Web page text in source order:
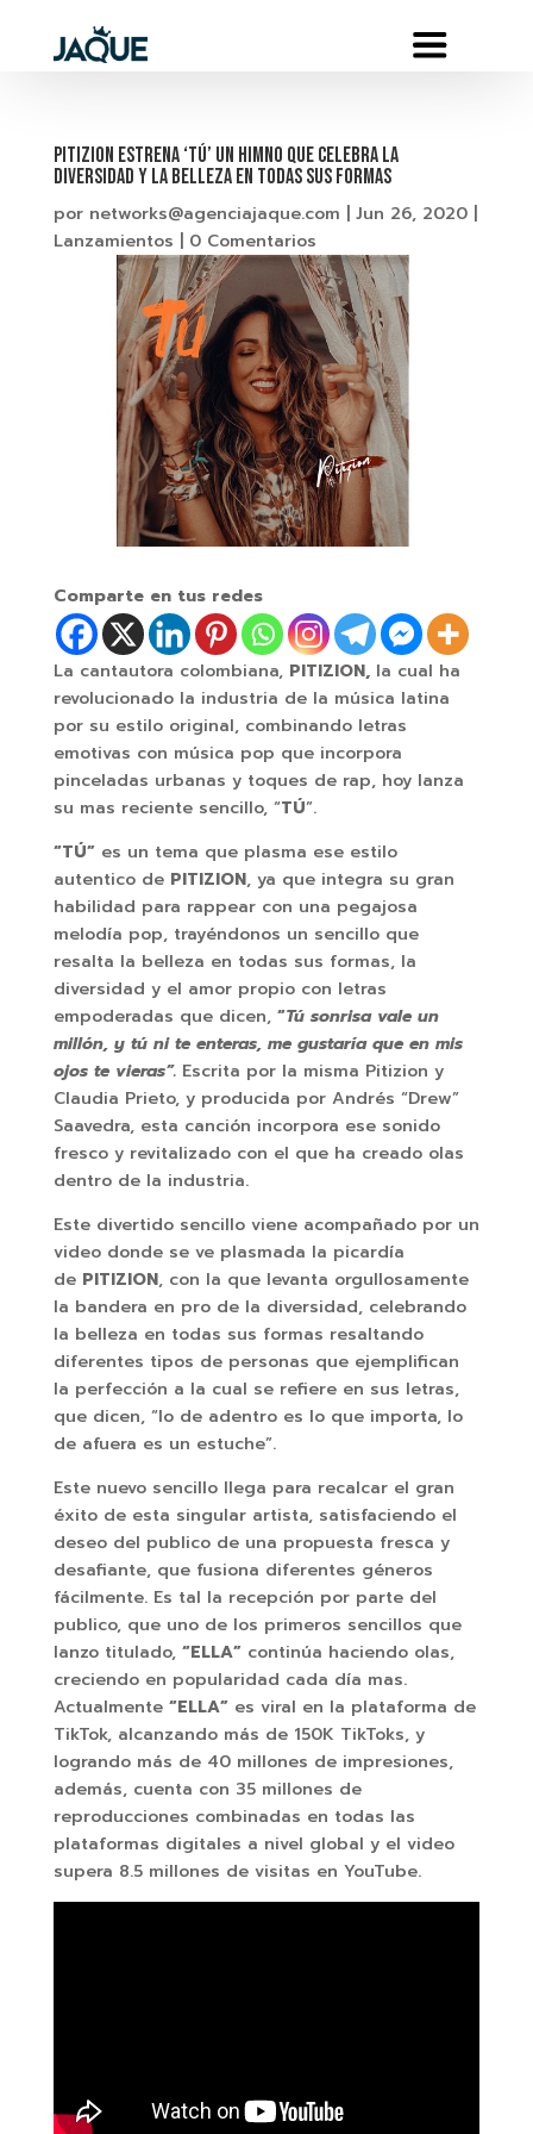
Pitizion estrena ‘TÚ’ un himno que celebra la
diversidad y la belleza en todas sus formas
por networks@agenciajaque.com Jun 26, 2020|
Lanzamientos
0 Comentarios
Comparte en tus redes
La cantautora colombiana, PITIZION,la cual ha
revolucionado la industria de la música latina
por su estilo original, combinando letras
emotivas con música pop que incorpora
pinceladas urbanas y toques de rap, hoy lanza
su mas reciente sencillo, “TÚ”.
“TÚ”es un tema que plasma ese estilo
autentico de PITIZION, ya que integra su gran
habilidad para rappear con una pegajosa
melodía pop, trayéndonos un sencillo que
resalta la belleza en todas sus formas, la
diversidad y el amor propio con letras
empoderadas que dicen, “Tú sonrisa vale un
millón, y tú ni te enteras, me gustaría que en mis
ojos te vieras”. Escrita por la misma Pitizion y
Claudia Prieto, y producida por Andrés “Drew”
Saavedra, esta canción incorpora ese sonido
fresco y revitalizado con el que ha creado olas
dentro de la industria.
Este divertido sencillo viene acompañado por un
video donde se ve plasmada la picardía
de PITIZION, con la que levanta orgullosamente
la bandera en pro de la diversidad, celebrando
la belleza en todas sus formas resaltando
diferentes tipos de personas que ejemplifican
la perfección a la cual se refiere en sus letras,
que dicen, “lo de adentro es lo que importa, lo
de afuera es un estuche”.
Este nuevo sencillo llega para recalcar el gran
éxito de esta singular artista, satisfaciendo el
deseo del publico de una propuesta fresca y
desafiante, que fusiona diferentes géneros
fácilmente. Es tal la recepción por parte del
publico, que uno de los primeros sencillos que
lanzo titulado, “ELLA”continúa haciendo olas,
creciendo en popularidad cada día mas.
Actualmente “ELLA”es viral en la plataforma de
TikTok, alcanzando más de 150K TikToks, y
logrando más de 40 millones de impresiones,
además, cuenta con 35 millones de
reproducciones combinadas en todas las
plataformas digitales a nivel global y el video
supera 8.5 millones de visitas en YouTube.